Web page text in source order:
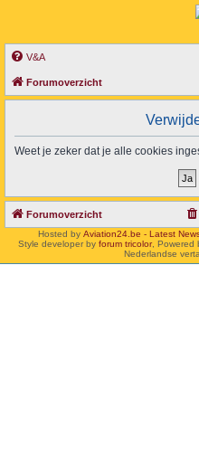
V&A
Forumoverzicht
Weet je zeker dat je alle cookies
Forumoverzicht
Hosted by Aviation24.be - Latest
Style developer by forum tricolor, Powered
Nederlandse